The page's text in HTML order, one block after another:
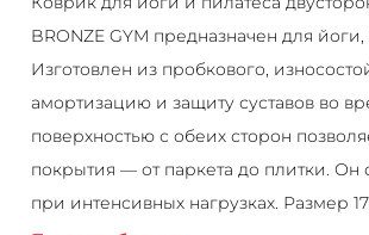
BRONZE GYM предназначен для
Изготовлен из пробкового,
амортизацию и защиту суставов во
поверхностью с обеих сторон
покрытия — от паркета до плитки. Он
при интенсивных нагрузках. Размер